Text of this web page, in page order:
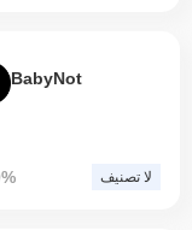
BabyNot
لا تصنيف